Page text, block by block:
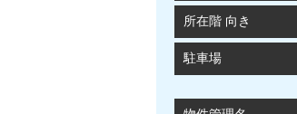
所在階 向き
駐車場